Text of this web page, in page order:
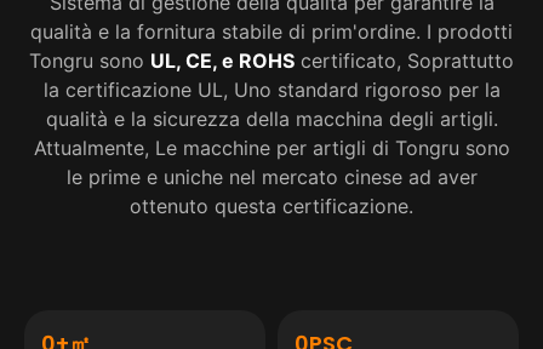
qualità e la fornitura stabile di prim'ordine. I prodotti
Tongru sono UL, CE, e ROHS certificato, Soprattutto
la certificazione UL, Uno standard rigoroso per la
qualità e la sicurezza della macchina degli artigli.
Attualmente, Le macchine per artigli di Tongru sono
le prime e uniche nel mercato cinese ad aver
ottenuto questa certificazione.